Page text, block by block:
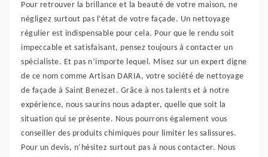
Pour retrouver la brillance et la beauté de votre maison, ne
négligez surtout pas l’état de votre façade. Un nettoyage
régulier est indispensable pour cela. Pour que le rendu soit
impeccable et satisfaisant, pensez toujours à contacter un
spécialiste. Et pas n’importe lequel. Misez sur un expert digne
de ce nom comme Artisan DARIA, votre société de nettoyage
de façade à Saint Benezet. Grâce à nos talents et à notre
expérience, nous saurins nous adapter, quelle que soit la
situation qui se présente. Nous pourrons également vous
conseiller des produits chimiques pour limiter les salissures.
Pour un devis, n’hésitez surtout pas à nous contacter. Nous